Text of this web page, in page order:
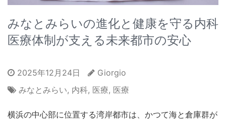
みなとみらいの進化と健康を守る内科
医療体制が支える未来都市の安心
2025年12月24日
Giorgio
みなとみらい, 内科, 医療, 医療
横浜の中心部に位置する湾岸都市は、かつて海と倉庫群が